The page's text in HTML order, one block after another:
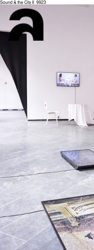
Sound & the City II_9923